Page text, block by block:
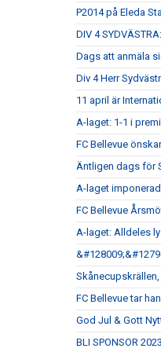
P2014 på Eleda
DIV 4
Dags att anmäla
Div 4 Herr
11 april är
A-laget: 1-1 i
FC Bellevue
Äntligen dags för
A-laget
FC Bellevue
A-laget: Alldeles
FC Bellevue tar
God Jul & Gott
BLI SPONSOR 2023